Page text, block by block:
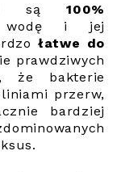
są 100%
i jej
łatwe do
prawdziwych
że bakterie
przerw,
bardziej